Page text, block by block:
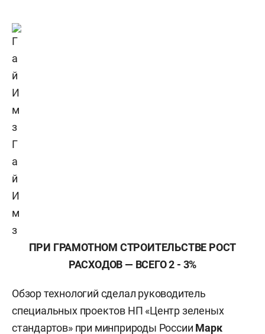
Г
а
й
И
м
з
ПРИ ГРАМОТНОМ СТРОИТЕЛЬСТВЕ РОСТ
РАСХОДОВ — ВСЕГО 2 - 3%
Обзор технологий сделал руководитель
специальных проектов НП «Центр зеленых
стандартов» при минприроды России Марк